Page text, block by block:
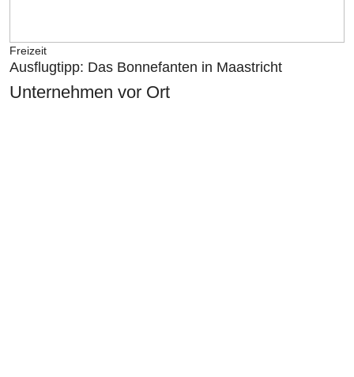
Freizeit
Ausflugtipp: Das Bonnefanten in Maastricht
Unternehmen vor Ort